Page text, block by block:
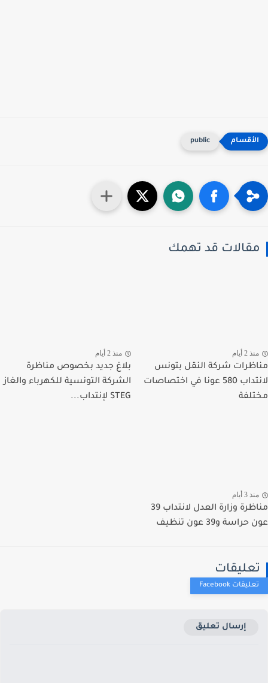
public
قد تهمك
2 أيام
شركة النقل بتونس
لانتداب 580 عونا في اختصاصات
منذ 2 أيام
بلاغ جديد بخصوص مناظرة
الشركة التونسية للكهرباء والغاز
STEG لإنتداب...
3 أيام
مناظرة وزارة العدل لانتداب 39
و39 عون تنظيف
إرسال تعليق